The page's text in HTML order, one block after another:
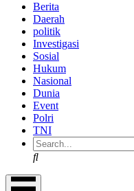
Berita
Daerah
politik
Investigasi
Sosial
Hukum
Nasional
Dunia
Event
Polri
TNI
Search